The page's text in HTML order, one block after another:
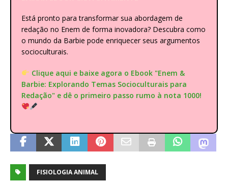
Está pronto para transformar sua abordagem de
redação no Enem de forma inovadora? Descubra como
o mundo da Barbie pode enriquecer seus argumentos
socioculturais.
Clique aqui e baixe agora o Ebook "Enem &
Barbie: Explorando Temas Socioculturais para
Redação" e dê o primeiro passo rumo à nota 1000!
FISIOLOGIA ANIMAL